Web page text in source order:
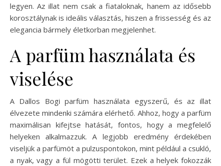
legyen. Az illat nem csak a fiataloknak, hanem az idősebb
korosztálynak is ideális választás, hiszen a frissesség és az
elegancia bármely életkorban megjelenhet.
A parfüm használata és
viselése
A Dallos Bogi parfüm használata egyszerű, és az illat
élvezete mindenki számára elérhető. Ahhoz, hogy a parfüm
maximálisan kifejtse hatását, fontos, hogy a megfelelő
helyeken alkalmazzuk. A legjobb eredmény érdekében
viseljük a parfümöt a pulzuspontokon, mint például a csukló,
a nyak, vagy a fül mögötti terület. Ezek a helyek fokozzák